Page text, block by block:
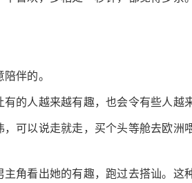
伴的。
的人越来越有趣，也会令有些人越
可以说走就走，买个头等舱去欧洲
角看出她的有趣，跑过去搭讪。这